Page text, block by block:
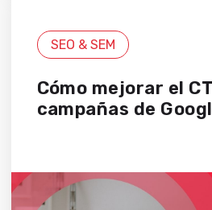
SEO & SEM
Cómo mejorar el
campañas de